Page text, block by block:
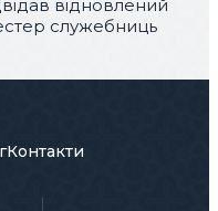
відновлений
служебниць
Контакти